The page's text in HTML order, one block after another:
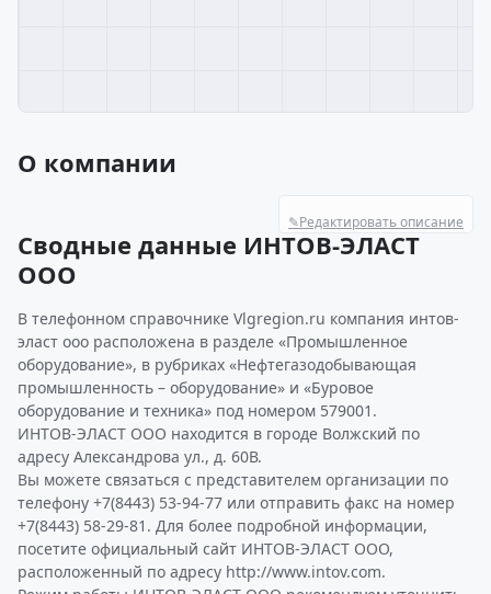
О компании
✎Редактировать описание
Сводные данные ИНТОВ-ЭЛАСТ
ООО
В телефонном справочнике Vlgregion.ru компания интов-
эласт ооо расположена в разделе «Промышленное
оборудование», в рубриках «Нефтегазодобывающая
промышленность – оборудование» и «Буровое
оборудование и техника» под номером 579001.
ИНТОВ-ЭЛАСТ ООО находится в городе Волжский по
адресу Александрова ул., д. 60В.
Вы можете связаться с представителем организации по
телефону +7(8443) 53-94-77 или отправить факс на номер
+7(8443) 58-29-81. Для более подробной информации,
посетите официальный сайт ИНТОВ-ЭЛАСТ ООО,
расположенный по адресу http://www.intov.com.